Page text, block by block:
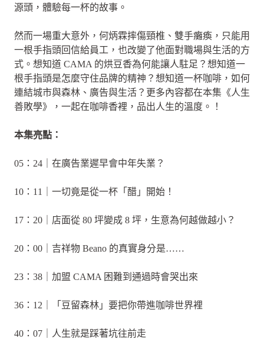
源頭，體驗每一杯的故事。
然而一場重大意外，何炳霖摔傷頸椎、雙手癱瘓，只能用
一根手指頭回信給員工，也改變了他面對職場與生活的方
式。想知道 CAMA 的烘豆香為何能讓人駐足？想知道一
根手指頭是怎麼守住品牌的精神？想知道一杯咖啡，如何
連結城市與森林、廣告與生活？更多內容都在本集《人生
善敗學》，一起在咖啡香裡，品出人生的溫度。！
本集亮點：
05：24｜在廣告業遲早會中年失業？
10：11｜一切竟是從一杯「醋」開始！
17：20｜店面從 80 坪變成 8 坪，生意為何越做越小？
20：00｜吉祥物 Beano 的真實身分是……
23：38｜加盟 CAMA 困難到通過時會哭出來
36：12｜「豆留森林」要把你帶進咖啡世界裡
40：07｜人生就是踩著坑往前走